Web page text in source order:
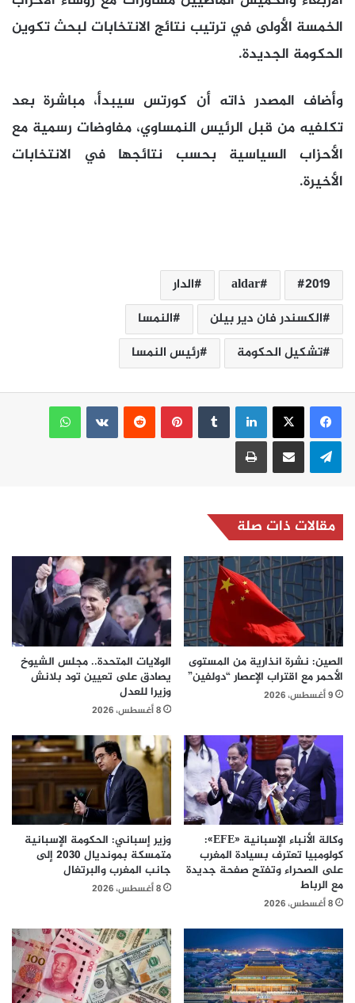
الخمسة الأولى في ترتيب نتائج الانتخابات لبحث تكوين
الحكومة الجديدة.
وأضاف المصدر ذاته أن كورتس سيبدأ، مباشرة بعد
تكلفيه من قبل الرئيس النمساوي، مفاوضات رسمية مع
الأحزاب السياسية بحسب نتائجها في الانتخابات
الأخيرة.
2019
aldar
الدار
الكسندر فان دير بيلن
النمسا
تشكيل الحكومة
رئيس النمسا
لينكدإن بينتيريست
واتساب
تيلقرام مشاركة عبر البريد طباعة
مقالات ذات صلة
الصين: نشرة انذارية من المستوى
الأحمر مع اقتراب الإعصار “دولفين”
9 أغسطس، 2026
الولايات المتحدة.. مجلس الشيوخ
يصادق على تعيين تود بلانش
وزيرا للعدل
8 أغسطس، 2026
وكالة الأنباء الإسبانية «EFE»:
كولومبيا تعترف بسيادة المغرب
على الصحراء وتفتح صفحة جديدة
مع الرباط
8 أغسطس، 2026
وزير إسباني: الحكومة الإسبانية
متمسكة بمونديال 2030 إلى
جانب المغرب والبرتغال
8 أغسطس، 2026